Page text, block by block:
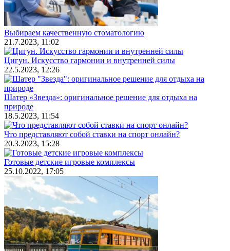
Выбираем качественную стоматологию
21.7.2023, 11:02
Цигун. Искусство гармонии и внутренней силы
22.5.2023, 12:26
Шатер «Звезда»: оригинальное решение для отдыха на
природе
18.5.2023, 11:54
Что представляют собой ставки на спорт онлайн?
20.3.2023, 15:28
Готовые детские игровые комплексы
25.10.2022, 17:05